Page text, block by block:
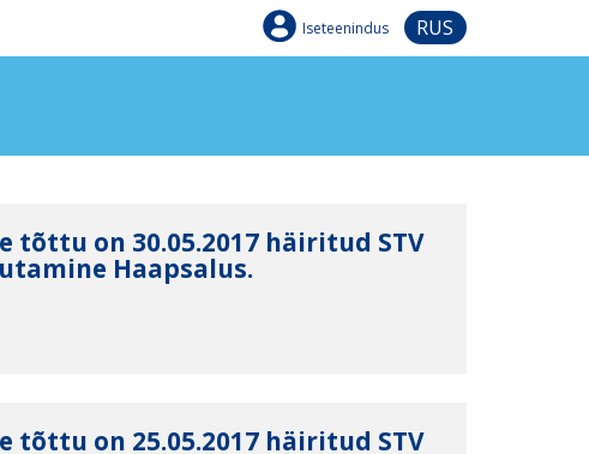
Iseteenindus RUS
tõttu on 30.05.2017 häiritud STV
Haapsalus.
tõttu on 25.05.2017 häiritud STV